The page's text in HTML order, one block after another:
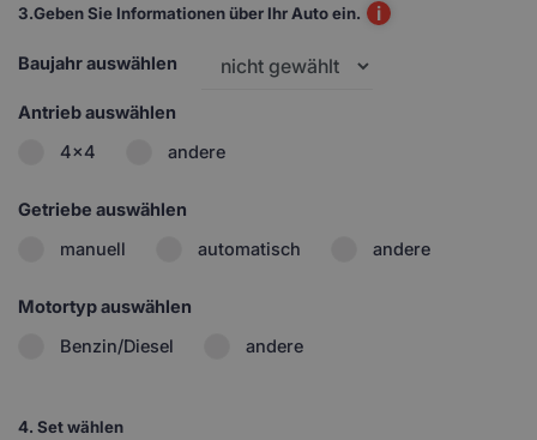
3.Geben Sie Informationen über Ihr Auto ein. i
Baujahr auswählen
Antrieb auswählen
4x4
andere
Getriebe auswählen
manuell
automatisch andere
Motortyp auswählen
Benzin/Diesel
andere
4. Set wählen